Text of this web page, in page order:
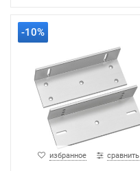
-10%
избранное сравнить